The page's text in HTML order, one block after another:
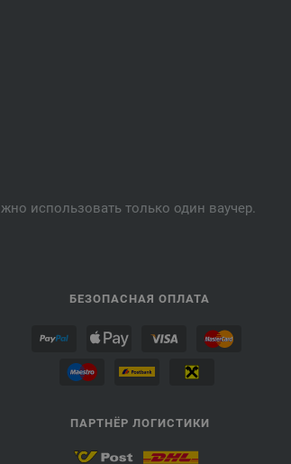
использовать только один ваучер.
БЕЗОПАСНАЯ ОПЛАТА
ПАРТНЁР ЛОГИСТИКИ